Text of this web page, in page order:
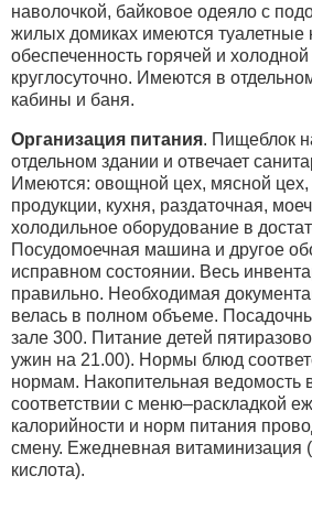
наволочкой, байковое одеяло с
жилых домиках имеются туалетные
обеспеченность горячей и
круглосуточно. Имеются в
кабины и баня.
Организация питания. Пищеблок
отдельном здании и отвечает
Имеются: овощной цех, мясной цех,
продукции, кухня, раздаточная,
холодильное оборудование в
Посудомоечная машина и другое
исправном состоянии. Весь
правильно. Необходимая
велась в полном объеме.
зале 300. Питание детей
ужин на 21.00). Нормы блюд
нормам. Накопительная ведомость
соответствии с меню–раскладкой
калорийности и норм питания
смену. Ежедневная витаминизация
кислота).